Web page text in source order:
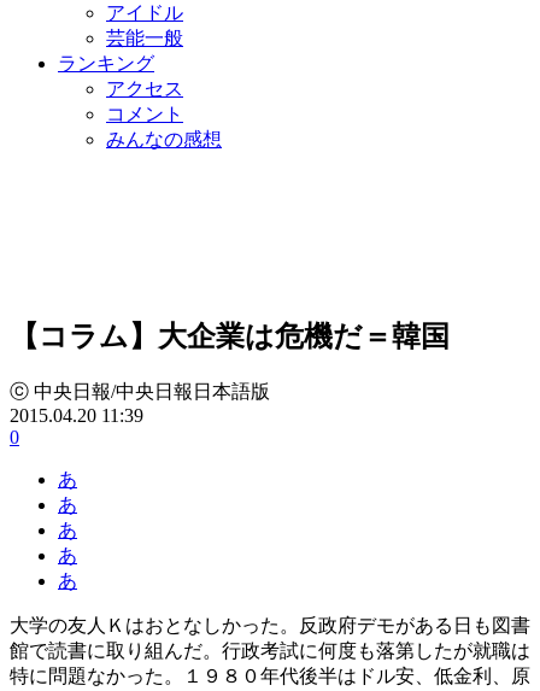
アイドル
芸能一般
ランキング
アクセス
コメント
みんなの感想
【コラム】大企業は危機だ＝韓国
ⓒ 中央日報/中央日報日本語版
2015.04.20 11:39
0
あ
あ
あ
あ
あ
大学の友人Ｋはおとなしかった。反政府デモがある日も図書
館で読書に取り組んだ。行政考試に何度も落第したが就職は
特に問題なかった。１９８０年代後半はドル安、低金利、原